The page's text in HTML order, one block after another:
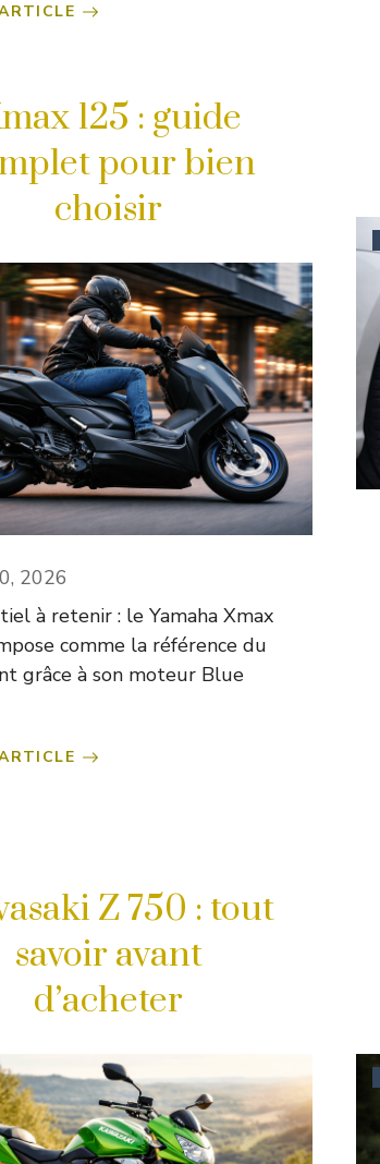
125 : guide
pour bien
choisir
2026
à retenir : le Yamaha Xmax
comme la référence du
grâce à son moteur Blue
Z 750 : tout
savoir avant
d’acheter